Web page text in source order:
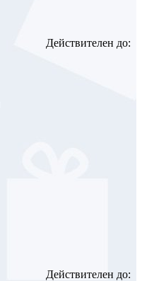
Действителен до:
Действителен до: